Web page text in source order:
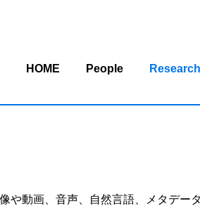
HOME People Research
や動画、音声、自然言語、メタデー